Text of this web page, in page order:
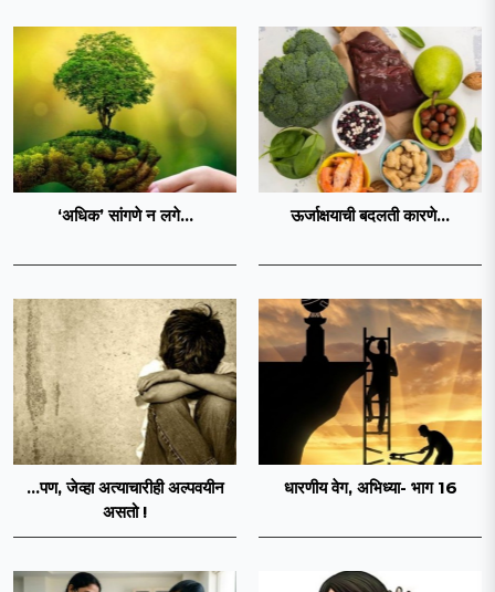
‘अधिक‌’ सांगणे न लगे... ऊर्जाक्षयाची बदलती कारणे...
...पण, जेव्हा अत्याचारीही अल्पवयीन
असतो !
धारणीय वेग, अभिध्या- भाग 16